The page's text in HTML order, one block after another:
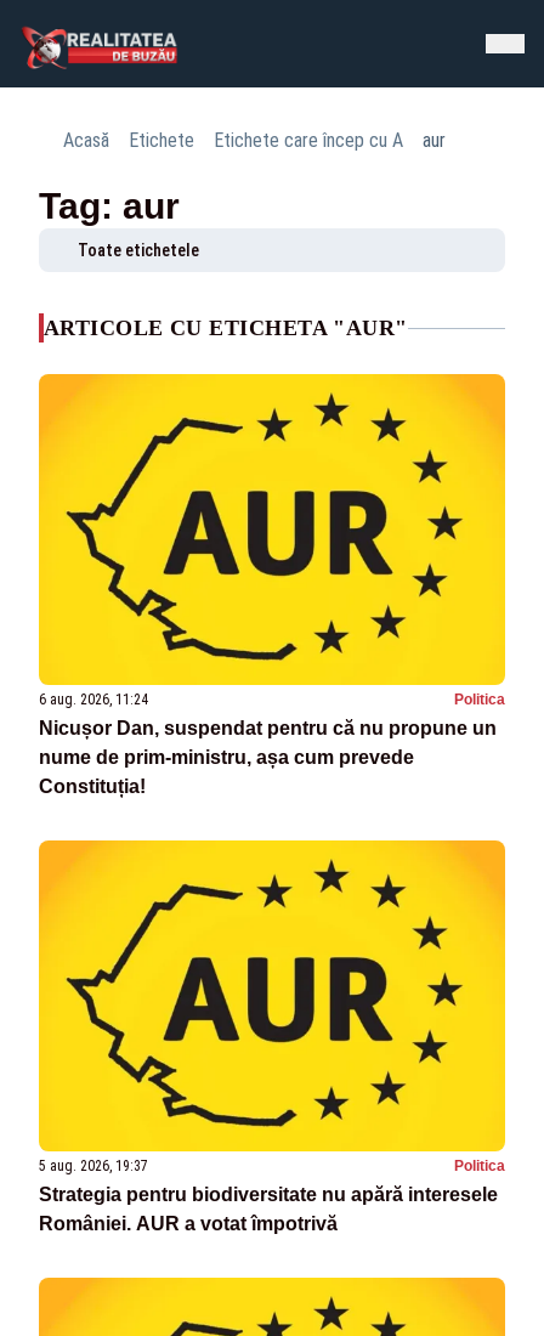
Acasă Etichete Etichete care încep cu A aur
Tag: aur
Toate etichetele
ARTICOLE CU ETICHETA "AUR"
6 aug. 2026, 11:24 Politica
Nicușor Dan, suspendat pentru că nu propune un
nume de prim-ministru, așa cum prevede
Constituția!
5 aug. 2026, 19:37 Politica
Strategia pentru biodiversitate nu apără interesele
României. AUR a votat împotrivă